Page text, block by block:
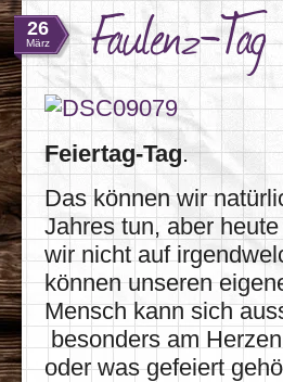
26
März Faulenz-Tag
Feiertag-Tag.
Das können wir
Jahres tun, aber
wir nicht auf
können unseren
Mensch kann sich
besonders am
oder was gefeiert